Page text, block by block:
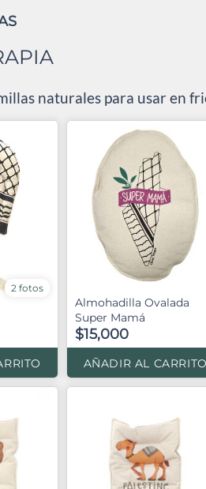
naturales para usar en
2 fotos
Almohadilla Ovalada
Super Mamá
$15,000
AÑADIR AL CARRITO